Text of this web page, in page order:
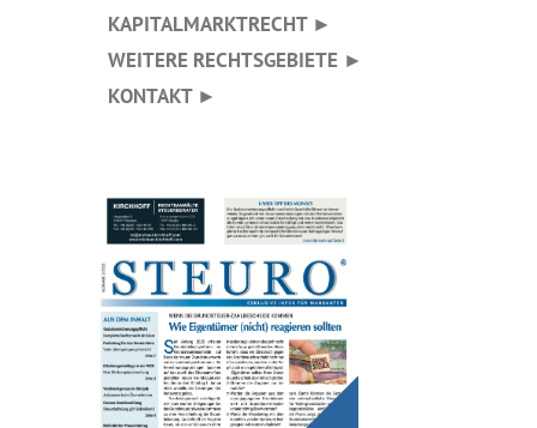
KAPITALMARKTRECHT ►
WEITERE RECHTSGEBIETE ►
KONTAKT ►